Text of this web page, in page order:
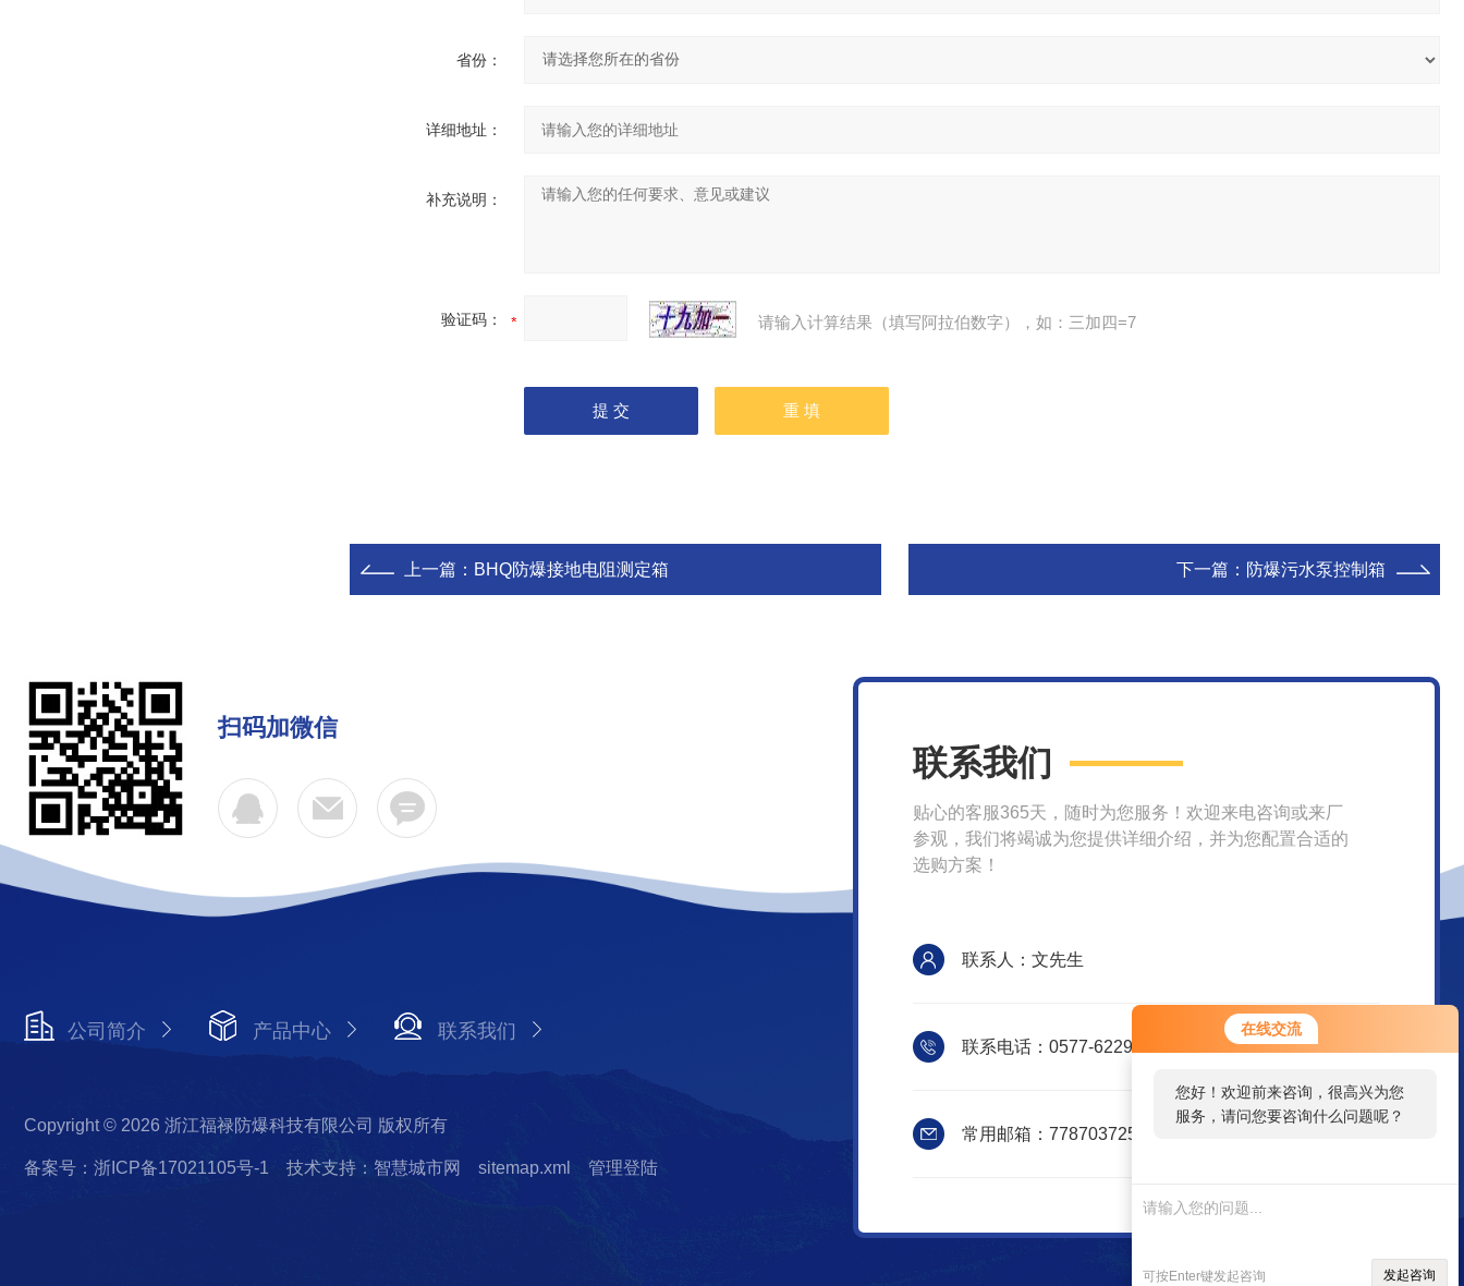
在线交流
您好！欢迎前来咨询，很高兴为您
服务，请问您要咨询什么问题呢？
可按Enter键发起咨询 发起咨询
省份：
详细地址：
补充说明：
验证码： 请输入计算结果（填写阿拉伯数字），如：三加四=7
上一篇： BHQ防爆接地电阻测定箱 下一篇： 防爆污水泵控制箱
扫码加微信
公司简介 产品中心 联系我们
Copyright © 2026 浙江福禄防爆科技有限公司 版权所有
备案号：浙ICP备17021105号-1 技术支持：智慧城市网 sitemap.xml 管理登陆
联系我们
贴心的客服365天，随时为您服务！欢迎来电咨询或来厂
参观，我们将竭诚为您提供详细介绍，并为您配置合适的
选购方案！
联系人：文先生
联系电话：0577-62299916
常用邮箱：778703725@qq.com